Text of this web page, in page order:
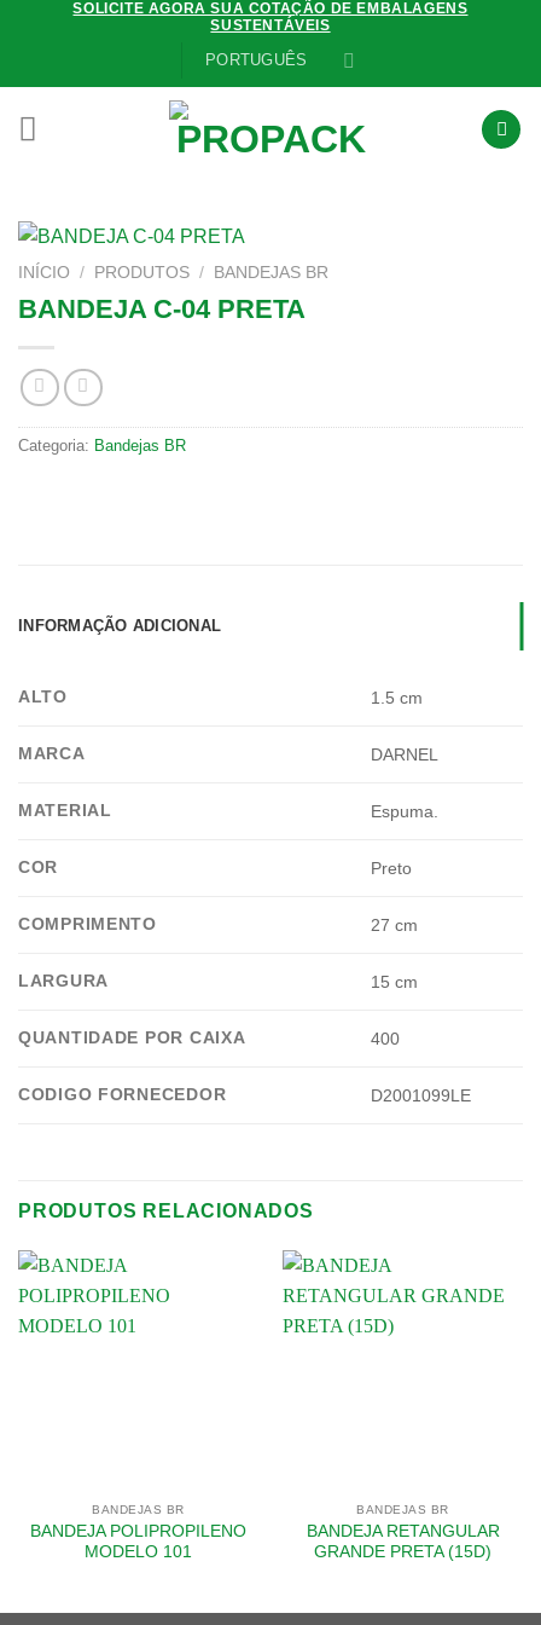
SOLICITE AGORA SUA COTAÇÃO DE EMBALAGENS
SUSTENTÁVEIS
PORTUGUÊS
INÍCIO / PRODUTOS / BANDEJAS BR
BANDEJA C-04 PRETA
Categoria: Bandejas BR
INFORMAÇÃO ADICIONAL
ALTO 1.5 cm
MARCA DARNEL
MATERIAL Espuma.
COR Preto
COMPRIMENTO 27 cm
LARGURA 15 cm
QUANTIDADE POR CAIXA 400
CODIGO FORNECEDOR D2001099LE
PRODUTOS RELACIONADOS
BANDEJAS BR
BANDEJA POLIPROPILENO
MODELO 101
BANDEJAS BR
BANDEJA RETANGULAR
GRANDE PRETA (15D)